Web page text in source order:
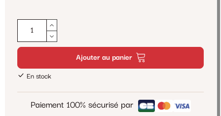
Ajouter au panier
En stock
Paiement 100% sécurisé par